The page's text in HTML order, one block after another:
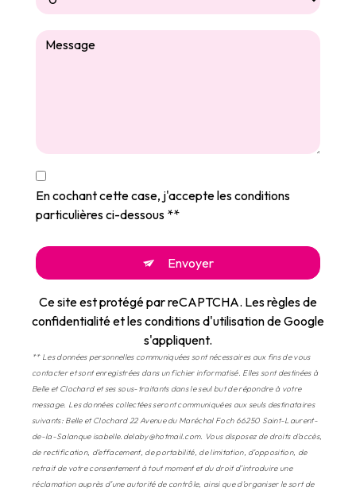
En cochant cette case, j'accepte les conditions
particulières ci-dessous **
Envoyer
Ce site est protégé par reCAPTCHA. Lesrègles de
confidentialitéet lesconditions d'utilisationde Google
s'appliquent.
** Les données personnelles communiquées sont nécessaires aux fins de vous
contacter et sont enregistrées dans un fichier informatisé. Elles sont destinées à
Belle et Clochard et ses sous-traitants dans le seul but de répondre à votre
message. Les données collectées seront communiquées aux seuls destinataires
suivants: Belle et Clochard 22 Avenue du Maréchal Foch 66250 Saint-Laurent-
de-la-Salanque isabelle.delaby@hotmail.com. Vous disposez de droits d’accès,
de rectification, d’effacement, de portabilité, de limitation, d’opposition, de
retrait de votre consentement à tout moment et du droit d’introduire une
réclamation auprès d’une autorité de contrôle, ainsi que d’organiser le sort de